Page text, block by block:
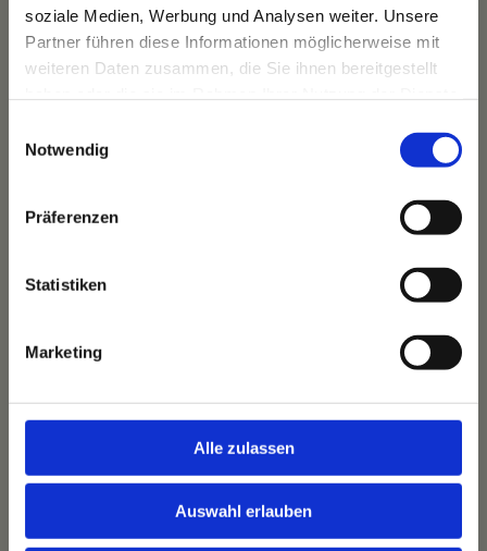
soziale Medien, Werbung und Analysen weiter. Unsere
Partner führen diese Informationen möglicherweise mit
weiteren Daten zusammen, die Sie ihnen bereitgestellt
Notwendig
Präferenzen
Statistiken
Marketing
Alle zulassen
Auswahl erlauben
Unsere Wohnwelten
Unser Wellnessangebot
Unsere Arrangements